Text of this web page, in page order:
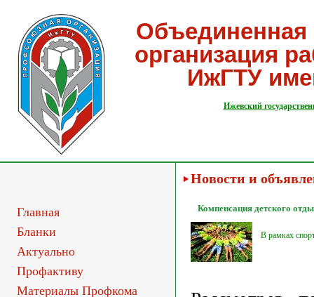
организация
ИжГТУ
Ижевский
Главная
Бланки
Актуально
Профактиву
Материалы Профкома
Новости и
Компенсация детского
В рамках